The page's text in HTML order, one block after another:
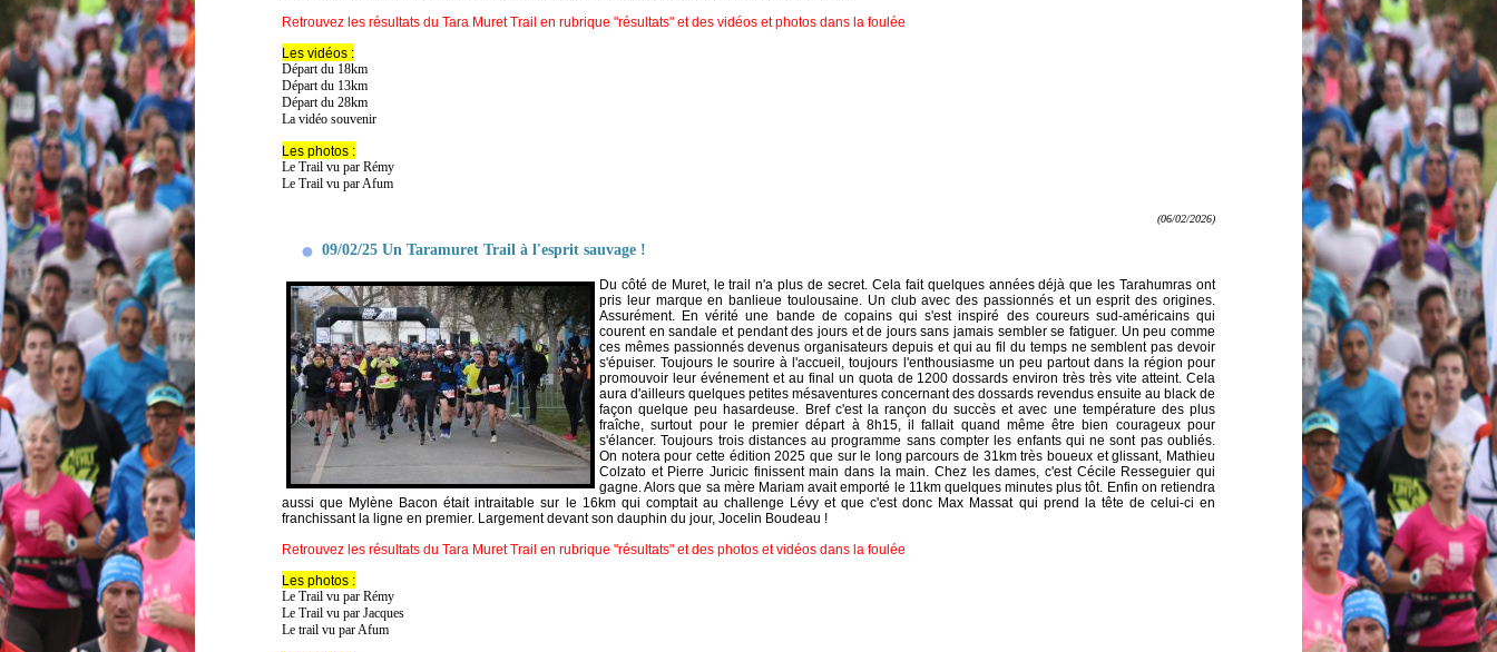
Retrouvez les résultats du Tara Muret Trail en rubrique "résultats" et des vidéos et photos dans la foulée
Les vidéos :
Départ du 18km
Départ du 13km
Départ du 28km
La vidéo souvenir
Les photos :
Le Trail vu par Rémy
Le Trail vu par Afum
(06/02/2026)
09/02/25 Un Taramuret Trail à l'esprit sauvage !
Du côté de Muret, le trail n'a plus de secret. Cela fait quelques années déjà que les Tarahumras ont
pris leur marque en banlieue toulousaine. Un club avec des passionnés et un esprit des origines.
Assurément. En vérité une bande de copains qui s'est inspiré des coureurs sud-américains qui
courent en sandale et pendant des jours et de jours sans jamais sembler se fatiguer. Un peu comme
ces mêmes passionnés devenus organisateurs depuis et qui au fil du temps ne semblent pas devoir
s'épuiser. Toujours le sourire à l'accueil, toujours l'enthousiasme un peu partout dans la région pour
promouvoir leur événement et au final un quota de 1200 dossards environ très très vite atteint. Cela
aura d'ailleurs quelques petites mésaventures concernant des dossards revendus ensuite au black de
façon quelque peu hasardeuse. Bref c'est la rançon du succès et avec une température des plus
fraîche, surtout pour le premier départ à 8h15, il fallait quand même être bien courageux pour
s'élancer. Toujours trois distances au programme sans compter les enfants qui ne sont pas oubliés.
On notera pour cette édition 2025 que sur le long parcours de 31km très boueux et glissant, Mathieu
Colzato et Pierre Juricic finissent main dans la main. Chez les dames, c'est Cécile Resseguier qui
gagne. Alors que sa mère Mariam avait emporté le 11km quelques minutes plus tôt. Enfin on retiendra
aussi que Mylène Bacon était intraitable sur le 16km qui comptait au challenge Lévy et que c'est donc Max Massat qui prend la tête de celui-ci en
franchissant la ligne en premier. Largement devant son dauphin du jour, Jocelin Boudeau !
Retrouvez les résultats du Tara Muret Trail en rubrique "résultats" et des photos et vidéos dans la foulée
Les photos :
Le Trail vu par Rémy
Le Trail vu par Jacques
Le trail vu par Afum